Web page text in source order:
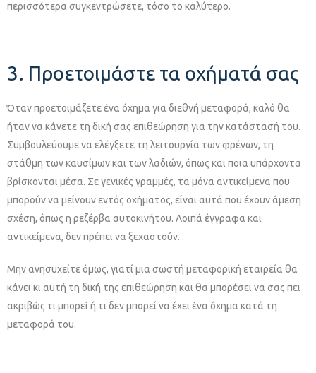
περισσότερα συγκεντρώσετε, τόσο το καλύτερο.
3. Προετοιμάστε τα οχήματά σας
Όταν προετοιμάζετε ένα όχημα για διεθνή μεταφορά, καλό θα
ήταν να κάνετε τη δική σας επιθεώρηση για την κατάστασή του.
Συμβουλεύουμε να ελέγξετε τη λειτουργία των φρένων, τη
στάθμη των καυσίμων και των λαδιών, όπως και ποια υπάρχοντα
βρίσκονται μέσα. Σε γενικές γραμμές, τα μόνα αντικείμενα που
μπορούν να μείνουν εντός οχήματος, είναι αυτά που έχουν άμεση
σχέση, όπως η ρεζέρβα αυτοκινήτου. Λοιπά έγγραφα και
αντικείμενα, δεν πρέπει να ξεχαστούν.
Μην ανησυχείτε όμως, γιατί μια σωστή μεταφορική εταιρεία θα
κάνει κι αυτή τη δική της επιθεώρηση και θα μπορέσει να σας πει
ακριβώς τι μπορεί ή τι δεν μπορεί να έχει ένα όχημα κατά τη
μεταφορά του.